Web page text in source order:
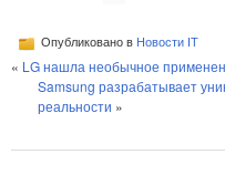
Опубликовано в Новости IT
« LG нашла необычное
Samsung разрабатывает
реальности »